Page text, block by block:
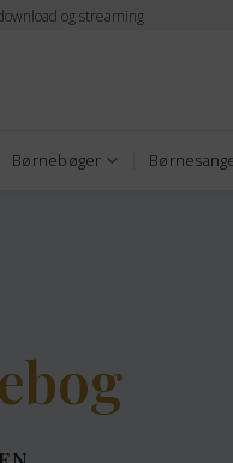
og streaming
Børnebøger